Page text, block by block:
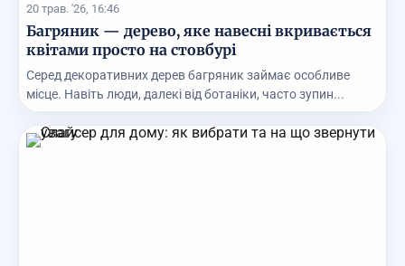
20 трав. '26, 16:46
Багряник — дерево, яке навесні вкривається
квітами просто на стовбурі
Серед декоративних дерев багряник займає особливе
місце. Навіть люди, далекі від ботаніки, часто зупин...